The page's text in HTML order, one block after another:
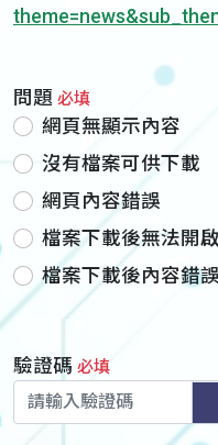
問題 必填
網頁無顯示內容
沒有檔案可供下載
網頁內容錯誤
檔案下載後無法開啟
檔案下載後內容錯誤
驗證碼 必填